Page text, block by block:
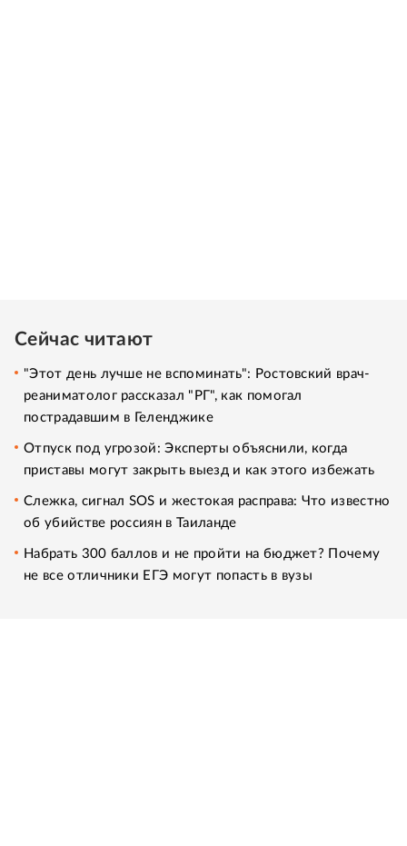
Сейчас читают
"Этот день лучше не вспоминать": Ростовский врач-
реаниматолог рассказал "РГ", как помогал
пострадавшим в Геленджике
Отпуск под угрозой: Эксперты объяснили, когда
приставы могут закрыть выезд и как этого избежать
Слежка, сигнал SOS и жестокая расправа: Что известно
об убийстве россиян в Таиланде
Набрать 300 баллов и не пройти на бюджет? Почему
не все отличники ЕГЭ могут попасть в вузы